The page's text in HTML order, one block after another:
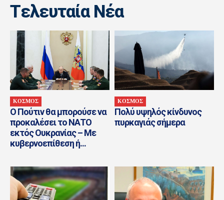
Tελευταία Nέα
ΚΟΣΜΟΣ
Ο Πούτιν θα μπορούσε να
προκαλέσει το ΝΑΤΟ
εκτός Ουκρανίας – Με
κυβερνοεπίθεση ή...
ΚΟΣΜΟΣ
Πολύ υψηλός κίνδυνος
πυρκαγιάς σήμερα